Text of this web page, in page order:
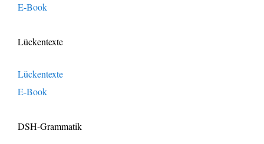
E-Book
Lückentexte
Lückentexte
E-Book
DSH-Grammatik